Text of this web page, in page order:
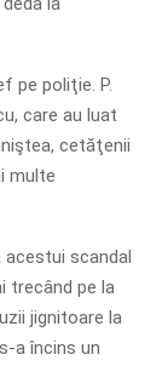
pe poliţie. P.
care au luat
cetăţenii
multe
scandal
trecând pe la
jignitoare la
a încins un